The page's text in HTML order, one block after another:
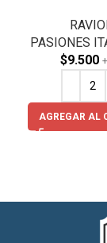
PASIONES
$9.500
AGREGAR AL